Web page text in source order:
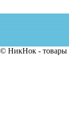
© НикНок - товары